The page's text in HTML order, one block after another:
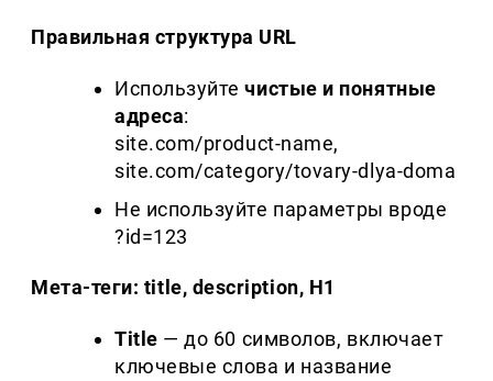
Правильная структура URL
Используйтечистые и понятные
адреса:
site.com/product-name,
site.com/category/tovary-dlya-doma
Не используйте параметры вроде
?id=123
Мета-теги: title, description, H1
Title — до 60 символов, включает
ключевые слова и название